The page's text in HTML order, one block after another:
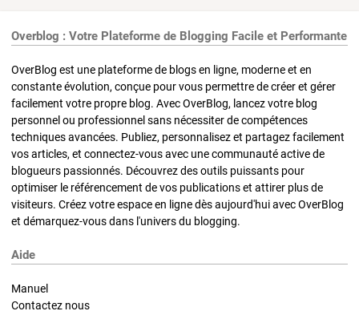
Overblog : Votre Plateforme de Blogging Facile et Performante
OverBlog est une plateforme de blogs en ligne, moderne et en
constante évolution, conçue pour vous permettre de créer et gérer
facilement votre propre blog. Avec OverBlog, lancez votre blog
personnel ou professionnel sans nécessiter de compétences
techniques avancées. Publiez, personnalisez et partagez facilement
vos articles, et connectez-vous avec une communauté active de
blogueurs passionnés. Découvrez des outils puissants pour
optimiser le référencement de vos publications et attirer plus de
visiteurs. Créez votre espace en ligne dès aujourd'hui avec OverBlog
et démarquez-vous dans l'univers du blogging.
Aide
Manuel
Contactez nous